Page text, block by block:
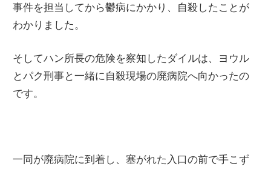
事件を担当してから鬱病にかかり、自殺したことが
わかりました。
そしてハン所長の危険を察知したダイルは、ヨウル
とパク刑事と一緒に自殺現場の廃病院へ向かったの
です。
一同が廃病院に到着し、塞がれた入口の前で手こず